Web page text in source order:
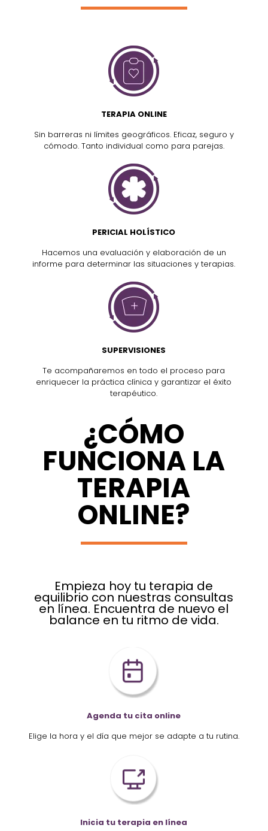
TERAPIA ONLINE
Sin barreras ni límites geográficos. Eficaz, seguro y
cómodo. Tanto individual como para parejas.
PERICIAL HOLÍSTICO
Hacemos una evaluación y elaboración de un
informe para determinar las situaciones y terapias.
SUPERVISIONES
Te acompañaremos en todo el proceso para
enriquecer la práctica clínica y garantizar el éxito
terapéutico.
¿CÓMO
FUNCIONA LA
TERAPIA
ONLINE?
Empieza hoy tu terapia de
equilibrio con nuestras consultas
en línea. Encuentra de nuevo el
balance en tu ritmo de vida.
Agenda tu cita online
Elige la hora y el día que mejor se adapte a tu rutina.
Inicia tu terapia en línea